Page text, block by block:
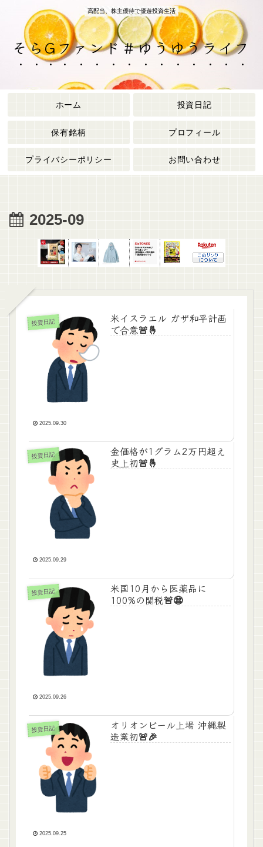
高配当、株主優待で優遊投資生活
そらGファンド＃ゆうゆうライフ
ホーム 投資日記
保有銘柄 プロフィール
プライバシーポリシー お問い合わせ
2025-09
投資日記
米イスラエル ガザ和平計画
で合意🚨🤞
2025.09.30
投資日記
金価格が1グラム2万円超え
史上初🚨🤞
2025.09.29
投資日記
米国10月から医薬品に
100%の関税🚨😨
2025.09.26
投資日記
オリオンビール上場 沖縄製
造業初🚨🎉
2025.09.25